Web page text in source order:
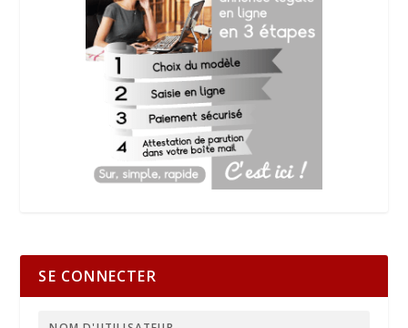
SE CONNECTER